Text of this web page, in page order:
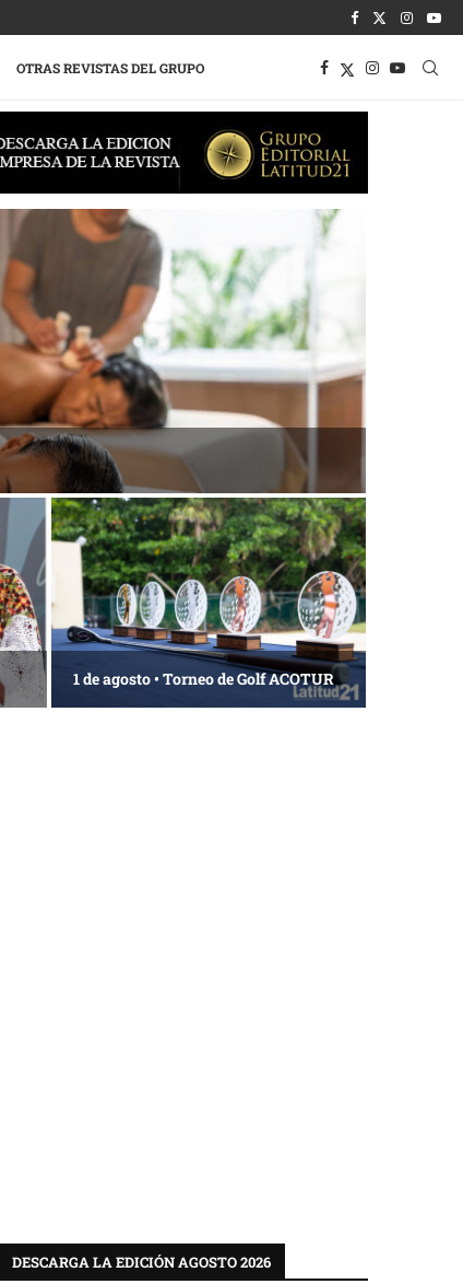
OTRAS REVISTAS DEL GRUPO
1 de agosto • Torneo de Golf ACOTUR
DESCARGA LA EDICIÓN AGOSTO 2026